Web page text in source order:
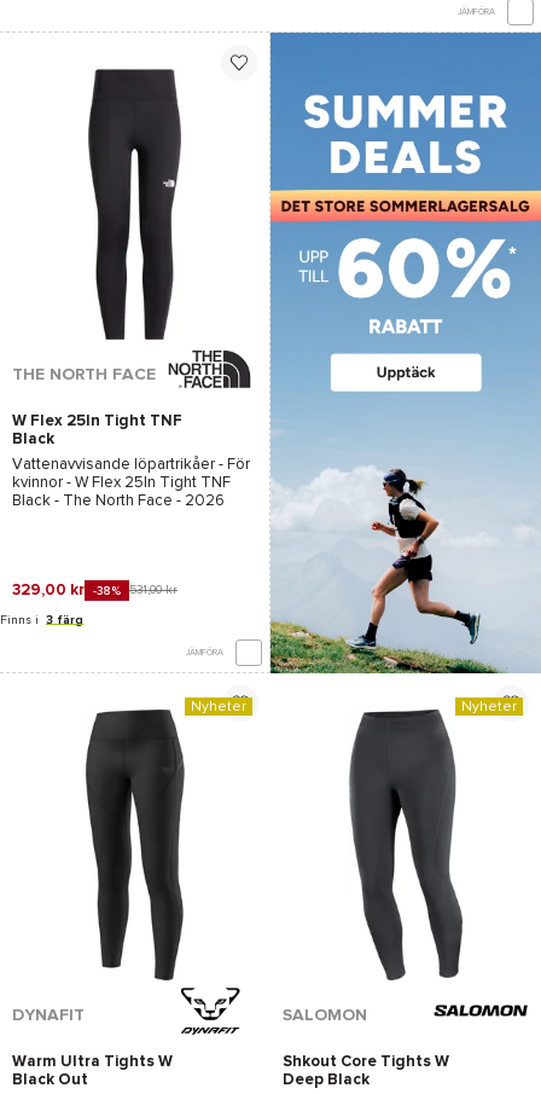
JÄMFÖRA
THE NORTH FACE
W Flex 25In Tight TNF
Black
Vattenavvisande löpartrikåer - För
kvinnor - W Flex 25In Tight TNF
Black - The North Face - 2026
329,00 kr -38% 531,00 kr
Finns i 3 färg
JÄMFÖRA
Nyheter
DYNAFIT
Warm Ultra Tights W
Black Out
Nyheter
SALOMON
Shkout Core Tights W
Deep Black